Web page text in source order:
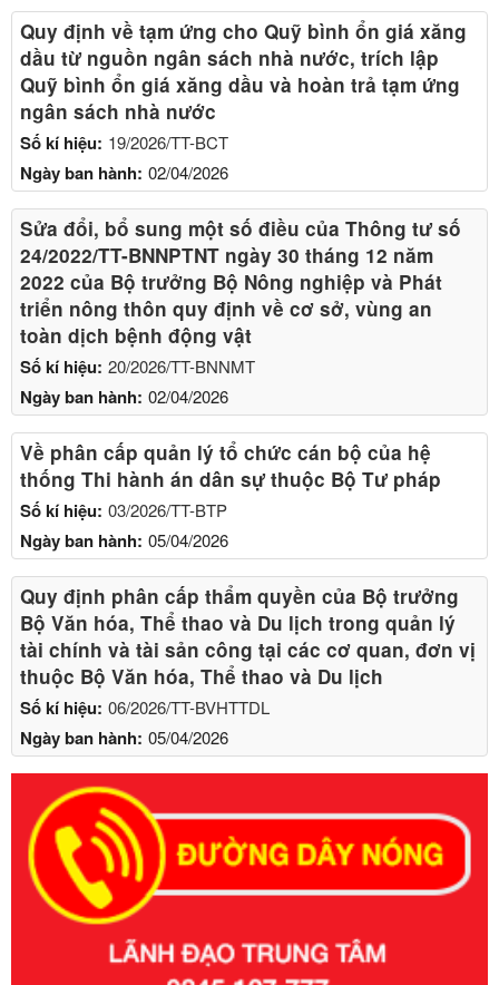
Số kí hiệu: 19/2026/TT-BCT
Ngày ban hành: 02/04/2026
Quy định về tạm ứng cho Quỹ bình ổn giá xăng
dầu từ nguồn ngân sách nhà nước, trích lập
Quỹ bình ổn giá xăng dầu và hoàn trả tạm ứng
ngân sách nhà nước
Số kí hiệu: 20/2026/TT-BNNMT
Ngày ban hành: 02/04/2026
Sửa đổi, bổ sung một số điều của Thông tư số
24/2022/TT-BNNPTNT ngày 30 tháng 12 năm
2022 của Bộ trưởng Bộ Nông nghiệp và Phát
triển nông thôn quy định về cơ sở, vùng an
toàn dịch bệnh động vật
Số kí hiệu: 03/2026/TT-BTP
Ngày ban hành: 05/04/2026
Về phân cấp quản lý tổ chức cán bộ của hệ
thống Thi hành án dân sự thuộc Bộ Tư pháp
Số kí hiệu: 06/2026/TT-BVHTTDL
Ngày ban hành: 05/04/2026
Quy định phân cấp thẩm quyền của Bộ trưởng
Bộ Văn hóa, Thể thao và Du lịch trong quản lý
tài chính và tài sản công tại các cơ quan, đơn vị
thuộc Bộ Văn hóa, Thể thao và Du lịch